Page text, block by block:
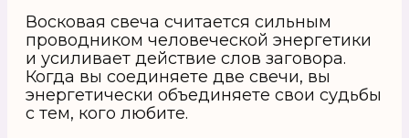
Восковая свеча считается сильным
проводником человеческой энергетики
и усиливает действие слов заговора.
Когда вы соединяете две свечи, вы
энергетически объединяете свои судьбы
с тем, кого любите.